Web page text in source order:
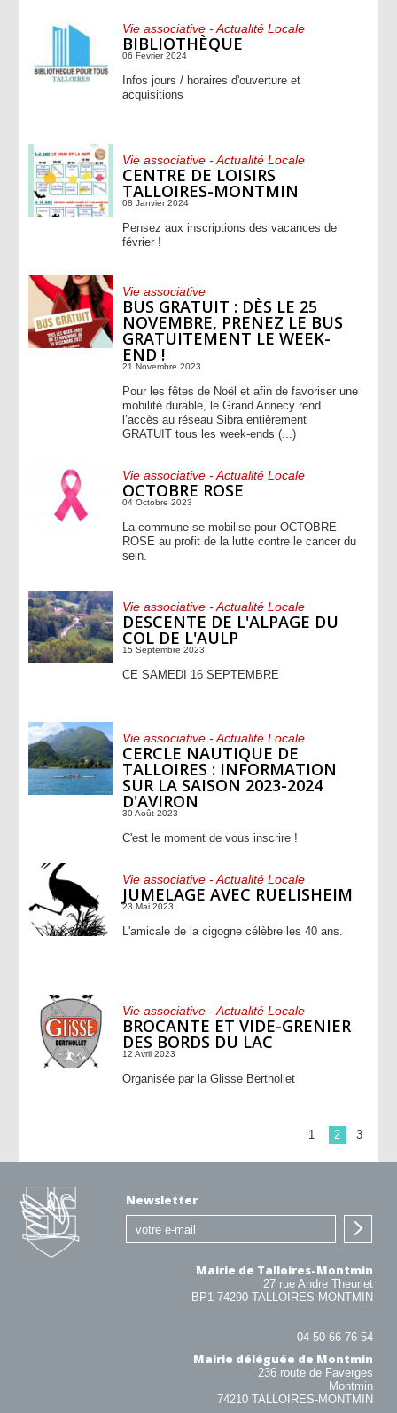
Vie associative - Actualité Locale
BIBLIOTHÈQUE
06 Fevrier 2024
Infos jours / horaires d'ouverture et
acquisitions
Vie associative - Actualité Locale
CENTRE DE LOISIRS
TALLOIRES-MONTMIN
08 Janvier 2024
Pensez aux inscriptions des vacances de
février !
Vie associative
BUS GRATUIT : DÈS LE 25
NOVEMBRE, PRENEZ LE BUS
GRATUITEMENT LE WEEK-
END !
21 Novembre 2023
Pour les fêtes de Noël et afin de favoriser une
mobilité durable, le Grand Annecy rend
l’accès au réseau Sibra entièrement
GRATUIT tous les week-ends (...)
Vie associative - Actualité Locale
OCTOBRE ROSE
04 Octobre 2023
La commune se mobilise pour OCTOBRE
ROSE au profit de la lutte contre le cancer du
sein.
Vie associative - Actualité Locale
DESCENTE DE L'ALPAGE DU
COL DE L'AULP
15 Septembre 2023
CE SAMEDI 16 SEPTEMBRE
Vie associative - Actualité Locale
CERCLE NAUTIQUE DE
TALLOIRES : INFORMATION
SUR LA SAISON 2023-2024
D'AVIRON
30 Août 2023
C'est le moment de vous inscrire !
Vie associative - Actualité Locale
JUMELAGE AVEC RUELISHEIM
23 Mai 2023
L'amicale de la cigogne célèbre les 40 ans.
Vie associative - Actualité Locale
BROCANTE ET VIDE-GRENIER
DES BORDS DU LAC
12 Avril 2023
Organisée par la Glisse Berthollet
1 2 3
Newsletter
Mairie de Talloires-Montmin
27 rue Andre Theuriet
BP1 74290 TALLOIRES-MONTMIN
04 50 66 76 54
Mairie déléguée de Montmin
236 route de Faverges
Montmin
74210 TALLOIRES-MONTMIN